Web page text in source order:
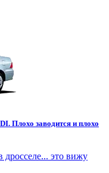
Плохо заводится и плохо
это вижу